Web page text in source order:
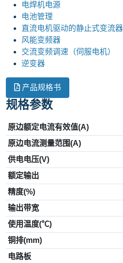
电焊机电源
电池管理
直流电机驱动的静止式变流器
风能变频器
交流变频调速（伺服电机）
逆变器
产品规格书
规格参数
原边额定电流有效值(A)
原边电流测量范围(A)
供电电压(V)
额定输出
精度(%)
输出带宽
使用温度(℃)
铜排(mm)
电路板